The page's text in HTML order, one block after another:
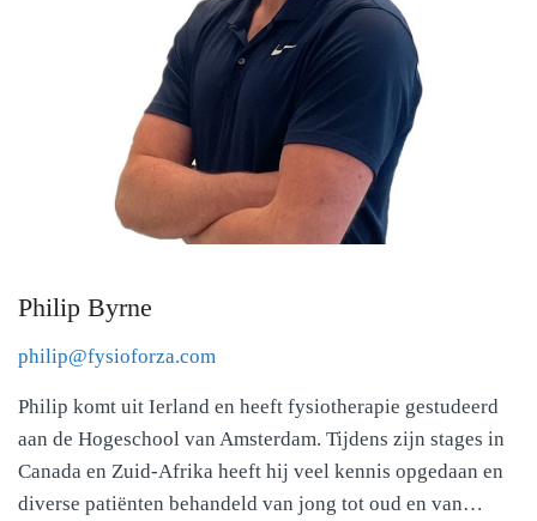
Philip Byrne
philip@fysioforza.com
Philip komt uit Ierland en heeft fysiotherapie gestudeerd
aan de Hogeschool van Amsterdam. Tijdens zijn stages in
Canada en Zuid-Afrika heeft hij veel kennis opgedaan en
diverse patiënten behandeld van jong tot oud en van…